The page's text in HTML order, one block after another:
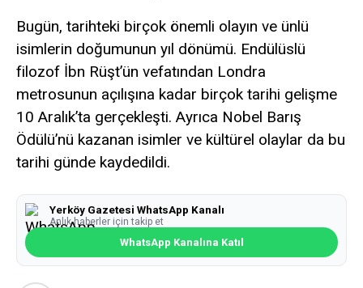
Bugün, tarihteki birçok önemli olayın ve ünlü
isimlerin doğumunun yıl dönümü. Endülüslü
filozof İbn Rüşt’ün vefatından Londra
metrosunun açılışına kadar birçok tarihi gelişme
10 Aralık’ta gerçekleşti. Ayrıca Nobel Barış
Ödülü’nü kazanan isimler ve kültürel olaylar da bu
tarihi günde kaydedildi.
Yerköy Gazetesi WhatsApp Kanalı
Anlık haberler için takip et
WhatsApp Kanalına Katıl